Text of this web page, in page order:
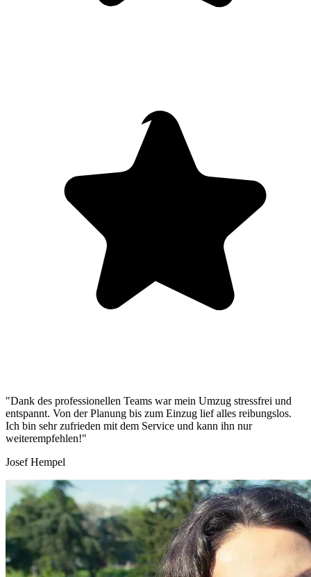
"Dank des professionellen Teams war mein Umzug stressfrei und
entspannt. Von der Planung bis zum Einzug lief alles reibungslos.
Ich bin sehr zufrieden mit dem Service und kann ihn nur
weiterempfehlen!"
Josef Hempel